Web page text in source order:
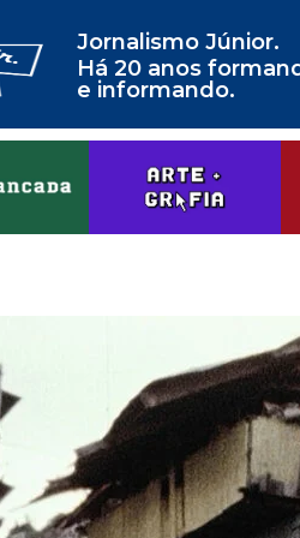
Jornalismo Júnior.
Há 20 anos
e informando.